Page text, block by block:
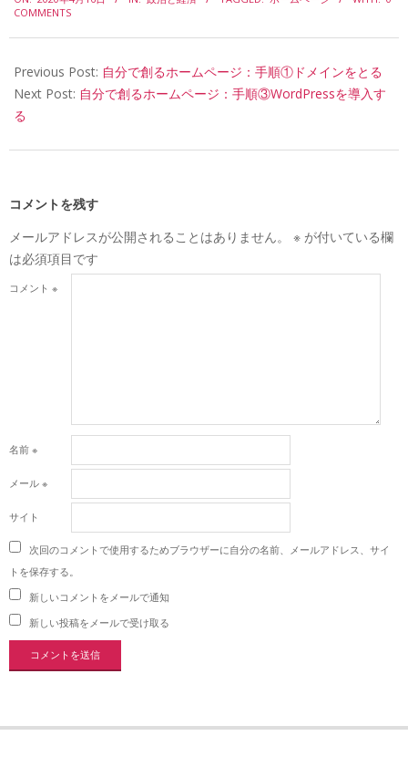
04-
COMMENTS
Previous Post: 自分で創るホームページ：手順①ドメインをとる
Next Post: 自分で創るホームページ：手順③WordPressを導入す
る
コメントを残す
メールアドレスが公開されることはありません。
※ が付いている欄
は必須項目です
コメント ※
名前 ※
メール ※
サイト
次回のコメントで使用するためブラウザーに自分の名前、メールアドレス、サイ
トを保存する。
新しいコメントをメールで通知
新しい投稿をメールで受け取る